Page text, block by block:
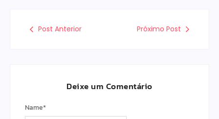
Post Anterior Próximo Post
Deixe um Comentário
Name*